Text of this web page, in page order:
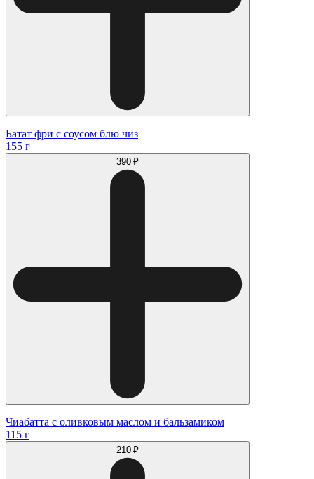
Батат фри с соусом блю чиз
155 г
390 ₽
Чиабатта с оливковым маслом и бальзамиком
115 г
210 ₽